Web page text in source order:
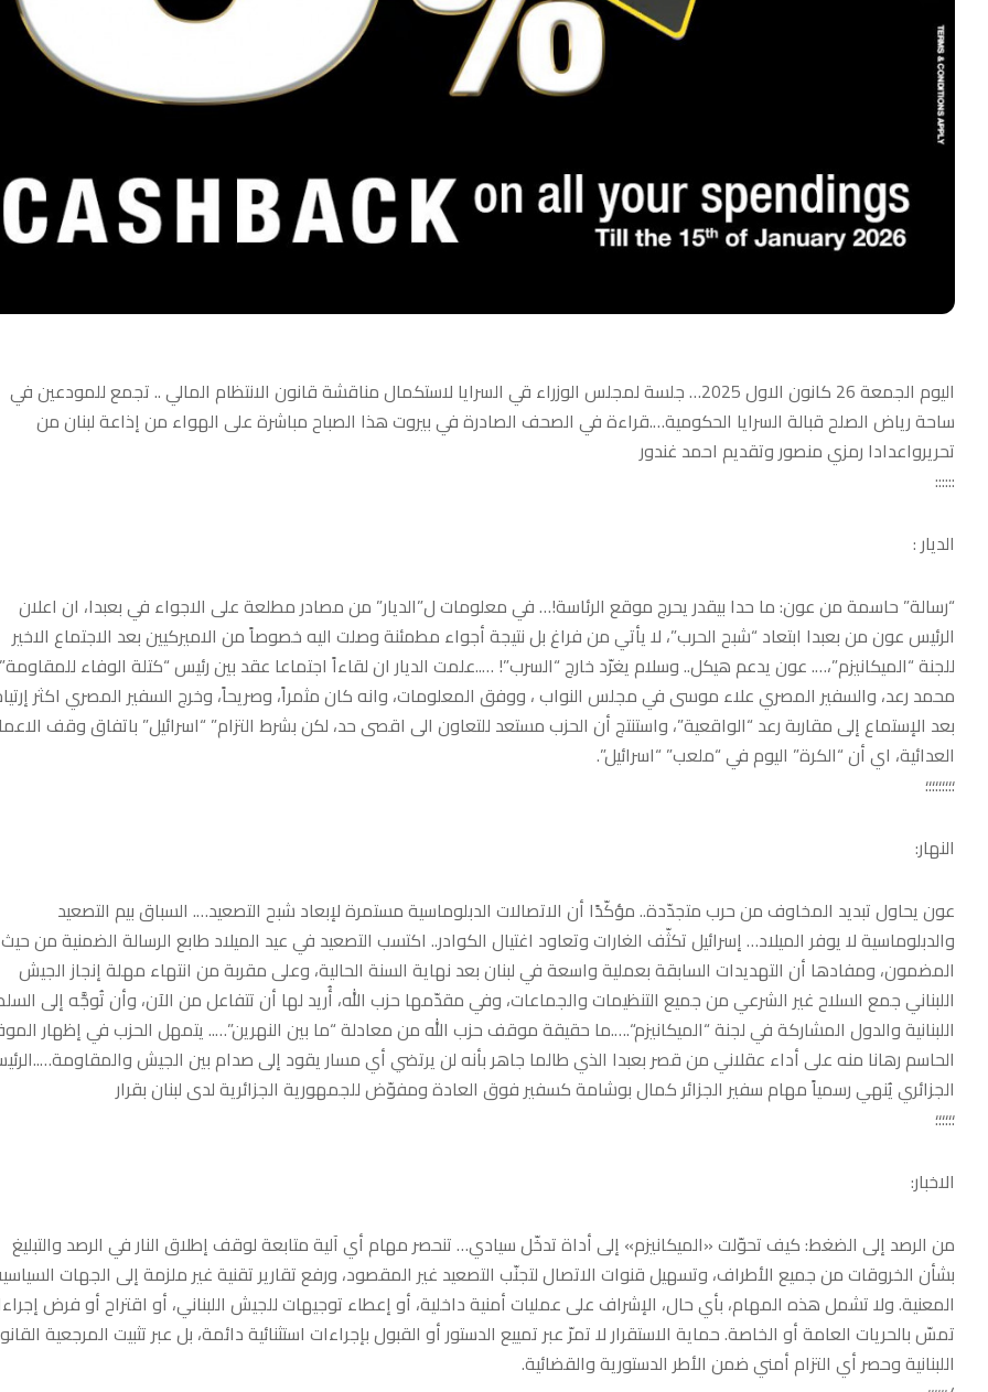
اليوم الجمعة 26 كانون الاول 2025… جلسة لمجلس الوزراء قي السرايا لاستكمال مناقشة قانون الانتظام المالي .. تجمع للمودعين في
ساحة رياض الصلح قبالة السرايا الحكومية….قراءة في الصحف الصادرة في بيروت هذا الصباح مباشرة على الهواء من إذاعة لبنان من
تحريرواعدادا رمزي منصور وتقديم احمد غندور
::::::
الديار :
“رسالة” حاسمة من عون: ما حدا بيقدر يحرج موقع الرئاسة!… في معلومات ل”الديار” من مصادر مطلعة على الاجواء في بعبدا، ان اعلان
الرئيس عون من بعبدا ابتعاد “شبح الحرب”، لا يأتي من فراغ بل نتيجة أجواء مطمئنة وصلت اليه خصوصاً من الاميركيين بعد الاجتماع الاخير
للجنة “الميكانيزم”،…. عون يدعم هيكل.. وسلام يغرّد خارج “السرب”! …..علمت الديار ان لقاءاً اجتماعا عقد بين رئيس “كتلة الوفاء للمقاومة”
محمد رعد، والسفير المصري علاء موسى في مجلس النواب ، ووفق المعلومات، وانه كان مثمراً، وصريحاً، وخرج السفير المصري اكثر
بعد الإستماع إلى مقاربة رعد “الواقعية”، واستنتج أن الحزب مستعد للتعاون الى اقصى حد، لكن بشرط التزام” “اسرائيل” باتفاق وقف
العدائية، اي أن “الكرة” اليوم في “ملعب” “اسرائيل”.
؛؛؛؛؛؛؛؛؛
النهار:
عون يحاول تبديد المخاوف من حرب متجدّدة.. مؤكّدًا أن الاتصالات الدبلوماسية مستمرة لإبعاد شبح التصعيد…. السباق بيم التصعيد
والدبلوماسية لا يوفر الميلاد… إسرائيل تكثّف الغارات وتعاود اغتيال الكوادر.. اكتسب التصعيد في عيد الميلاد طابع الرسالة الضمنية من حيث
المضمون، ومفادها أن التهديدات السابقة بعملية واسعة في لبنان بعد نهاية السنة الحالية، وعلى مقربة من انتهاء مهلة إنجاز الجيش
اللبناني جمع السلاح غير الشرعي من جميع التنظيمات والجماعات، وفي مقدّمها حزب الله، أُريد لها أن تتفاعل من الآن، وأن تُوجَّه إلى
اللبنانية والدول المشاركة في لجنة “الميكانيزم“.….ما حقيقة موقف حزب الله من معادلة “ما بين النهرين”….. يتمهل الحزب في إظهار
الحاسم رهانا منه على أداء عقلاني من قصر بعبدا الذي طالما جاهر بأنه لن يرتضي أي مسار يقود إلى صدام بين الجيش
الجزائري يُنهي رسمياً مهام سفير الجزائر كمال بوشامة كسفير فوق العادة ومفوّض للجمهورية الجزائرية لدى لبنان بقرار
؛؛؛؛؛؛
الاخبار:
من الرصد إلى الضغط: كيف تحوّلت «الميكانيزم» إلى أداة تدخّل سيادي… تنحصر مهام أي آلية متابعة لوقف إطلاق النار في الرصد والتبليغ
بشأن الخروقات من جميع الأطراف، وتسهيل قنوات الاتصال لتجنّب التصعيد غير المقصود، ورفع تقارير تقنية غير ملزمة إلى الجهات
المعنية. ولا تشمل هذه المهام، بأي حال، الإشراف على عمليات أمنية داخلية، أو إعطاء توجيهات للجيش اللبناني، أو اقتراح أو فرض
تمسّ بالحريات العامة أو الخاصة. حماية الاستقرار لا تمرّ عبر تمييع الدستور أو القبول بإجراءات استثنائية دائمة، بل عبر تثبيت المرجعية
اللبنانية وحصر أي التزام أمني ضمن الأطر الدستورية والقضائية.